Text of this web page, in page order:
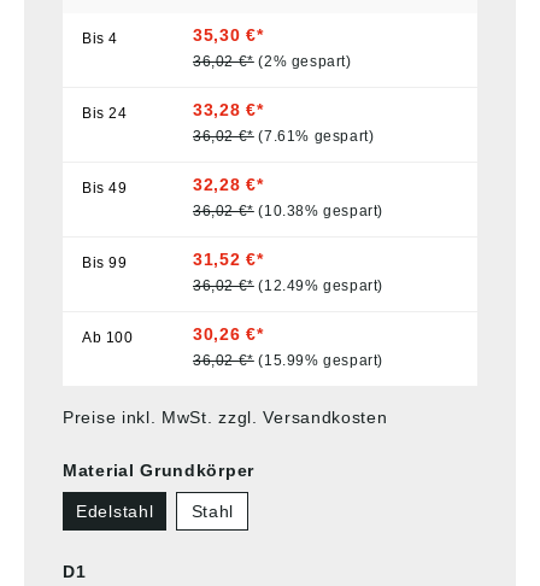
Bis4 35,30 €*
36,02 €* (2% gespart)
Bis24 33,28 €*
36,02 €* (7.61% gespart)
Bis49 32,28 €*
36,02 €* (10.38% gespart)
Bis99 31,52 €*
36,02 €* (12.49% gespart)
Ab 100 30,26 €*
36,02 €* (15.99% gespart)
Preise inkl. MwSt. zzgl. Versandkosten
Material Grundkörper
Edelstahl Stahl
D1